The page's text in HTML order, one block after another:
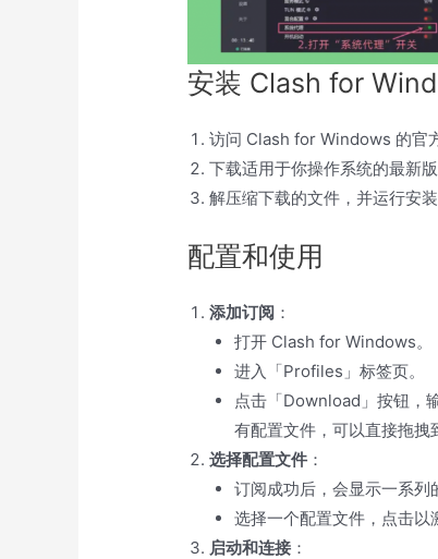
安装 Clash for
访问 Clash for Windows 的官
下载适用于你操作系统的最新版
解压缩下载的文件，并运行安装
配置和使用
添加订阅 ：
打开 Clash for Windows。
进入「Profiles」标签页。
点击「Download」按钮，
有配置文件，可以直接拖拽
选择配置文件 ：
订阅成功后，会显示一系列
选择一个配置文件，点击以
启动和连接 ：